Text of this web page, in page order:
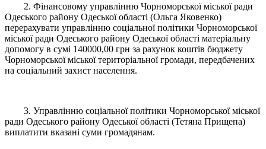
2. Фінансовому управлінню Чорноморської міської ради
Одеського району Одеської області (Ольга Яковенко)
перерахувати управлінню соціальної політики Чорноморської
міської ради Одеського району Одеської області матеріальну
допомогу в сумі 140000,00 грн за рахунок коштів бюджету
Чорноморської міської територіальної громади, передбачених
на соціальний захист населення.
3. Управлінню соціальної політики Чорноморської міської
ради Одеського району Одеської області (Тетяна Прищепа)
виплатити вказані суми громадянам.